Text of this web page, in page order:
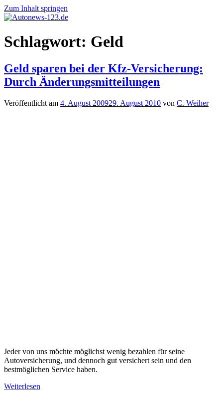
Zum Inhalt springen
Autonews-
123.de
Autonews
mit
Schlagwort: Geld
Geld sparen bei der Kfz-Versicherung:
Durch Änderungsmitteilungen
Veröffentlicht am 4. August 200929. August 2010 von C. Weiher
Jeder von uns möchte möglichst wenig bezahlen für seine
Autoversicherung, und dennoch gut versichert sein und den
bestmöglichen Service haben.
Weiterlesen